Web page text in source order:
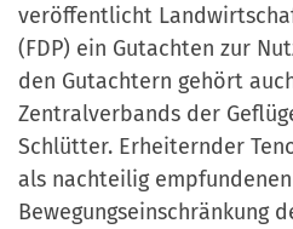
veröffentlicht
(FDP) ein Gutachten zur
den Gutachtern gehört
Zentralverbands der
Schlütter. Erheiternder
als nachteilig empfundenen
Bewegungseinschränkung